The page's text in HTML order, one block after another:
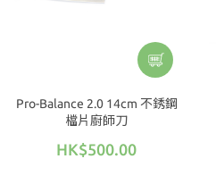
Pro-Balance 2.0 14cm 不銹鋼
檔片廚師刀
HK$500.00